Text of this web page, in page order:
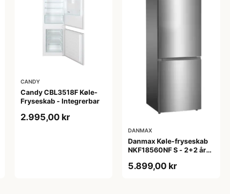
CANDY
Candy CBL3518F Køle-
Fryseskab - Integrerbar
2.995,00 kr
DANMAX
Danmax Køle-fryseskab
NKF18560NF S - 2+2 års
5.899,00 kr